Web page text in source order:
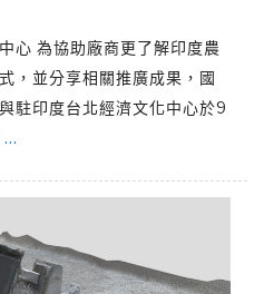
心 為協助廠商更了解印度農
，並分享相關推廣成果，國
駐印度台北經濟文化中心於9
…